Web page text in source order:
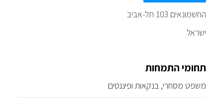
החשמונאים 103 תל-אביב
ישראל
תחומי התמחות
משפט מסחרי, בנקאות ופיננסים